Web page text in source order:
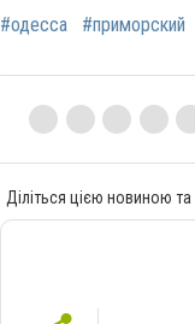
#одесса #приморский
Діліться цією новиною